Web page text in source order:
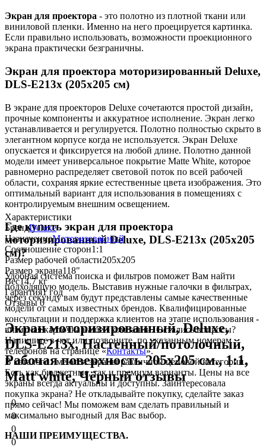
Экран для проектора - это полотно из плотной ткани или
виниловой пленки. Именно на него проецируется картинка.
Если правильно использовать, возможности проекционного
экрана практически безграничны.
Экран для проектора моторизированный Deluxe,
DLS-E213x (205х205 см)
В экране для проекторов Deluxe сочетаются простой дизайн,
прочные компоненты и аккуратное исполнение. Экран легко
устанавливается и регулируется. Полотно полностью скрыто в
элегантном корпусе когда не используется. Экран Deluxe
опускается и фиксируется на любой длине. Полотно данной
модели имеет универсальное покрытие Matte White, которое
равномерно распределяет световой поток по всей рабочей
области, сохраняя яркие естественные цвета изображения. Это
оптимальный вариант для использования в помещениях с
контролируемым внешним освещением.
Где купить экран для проектора
моторизированный Deluxe, DLS-E213x (205х205
см)?
Удобная система поиска и фильтров поможет Вам найти
подходящую модель. Выставив нужные галочки в фильтрах,
через секунду вам будут представлены самые качественные
модели от самых известных брендов. Квалифицированные
консультации и поддержка клиентов на этапе использования -
визитная карточка нашей компании. Остались вопросы?
Напишите в чат или позвоните, по указанным номерам
телефонов на странице «Контакты».
В каталоге имеются экраны различной ценовой категории.
Есть как бюджетные, так и премиум варианты. Цены на все
экраны всегда актуальны и доступны. Заинтересовала
покупка экрана? Не откладывайте покупку, сделайте заказ
прямо сейчас! Мы поможем вам сделать правильный и
максимально выгодный для Вас выбор.
НАШИ ПРЕИМУЩЕСТВА.
Характеристики
БрендDeluxe
НазначениеМоторизованный
Соотношение сторон1:1
Размер рабочей области205x205
Размер экрана118"
Вес14.7 кг
Гарантия1 год
Отзывы0
Экран моторизированный, Deluxe,
DLS-E213x, Настенный/потолочный,
Рабочая поверхность 205х205 см., 1:1,
Matt white, Чёрный отзывы
0
0
0
0